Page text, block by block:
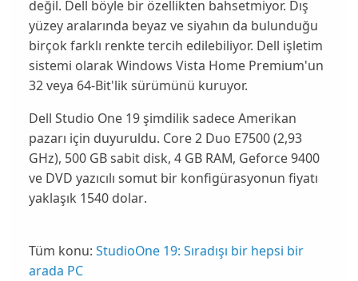
değil. Dell böyle bir özellikten bahsetmiyor. Dış
yüzey aralarında beyaz ve siyahın da bulunduğu
birçok farklı renkte tercih edilebiliyor. Dell işletim
sistemi olarak Windows Vista Home Premium'un
32veya 64-Bit'lik sürümünü kuruyor.
Dell Studio One 19 şimdilik sadece Amerikan
pazarı için duyuruldu. Core 2 Duo E7500 (2,93
GHz), 500 GB sabit disk, 4 GB RAM, Geforce 9400
ve DVD yazıcılı somut bir konfigürasyonun fiyatı
yaklaşık 1540 dolar.
Tüm konu: StudioOne 19: Sıradışı bir hepsi bir
arada PC